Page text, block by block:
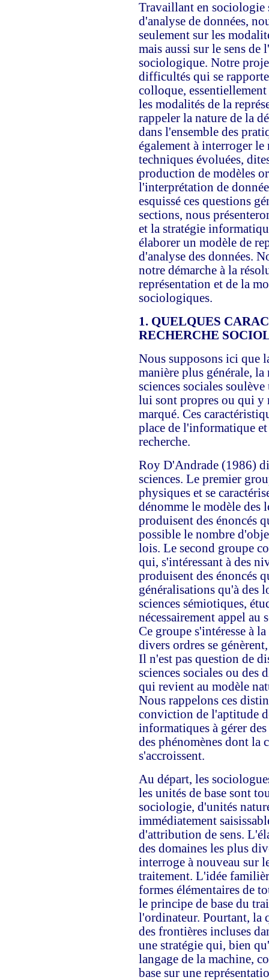
Travaillant en
d'analyse de données,
seulement sur les
mais aussi sur le sens
sociologique. Notre
difficultés qui se
colloque, essentiellement
les modalités de la
rappeler la nature de la
dans l'ensemble des
également à interroger
techniques évoluées,
production de modèles
l'interprétation de
esquissé ces questions
sections, nous
et la stratégie
élaborer un modèle de
d'analyse des données.
notre démarche à la
représentation et de la
sociologiques.
1. QUELQUES
RECHERCHE
Nous supposons ici que
manière plus générale, la
sciences sociales
lui sont propres ou qui y
marqué. Ces
place de l'informatique
recherche.
Roy D'Andrade (1986)
sciences. Le premier
physiques et se
dénomme le modèle des
produisent des énoncés
possible le nombre
lois. Le second groupe
qui, s'intéressant à des
produisent des énoncés
généralisations qu'à des
sciences sémiotiques,
nécessairement appel au
Ce groupe s'intéresse à
divers ordres se
Il n'est pas question de
sciences sociales ou des
qui revient au modèle
Nous rappelons ces
conviction de l'aptitude
informatiques à gérer
des phénomènes dont
s'accroissent.
Au départ, les
les unités de base sont
sociologie, d'unités
immédiatement
d'attribution de sens.
des domaines les plus
interroge à nouveau sur
traitement. L'idée
formes élémentaires de
le principe de base du
l'ordinateur. Pourtant, la
des frontières incluses
une stratégie qui, bien
langage de la machine,
base sur une